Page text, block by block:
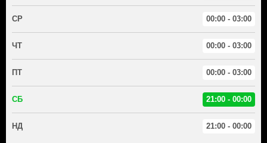
СР 00:00 - 03:00
ЧТ 00:00 - 03:00
ПТ 00:00 - 03:00
СБ 21:00 - 00:00
НД 21:00 - 00:00